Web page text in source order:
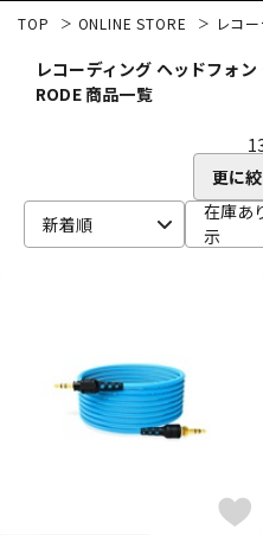
ベース
キーボード
TOP ONLINE STORE レコ
レコーディング ヘッドフォ
RODE 商品一覧
更に
新着順
在庫あ
示